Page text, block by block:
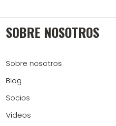
SOBRE NOSOTROS
Sobre nosotros
Blog
Socios
Videos